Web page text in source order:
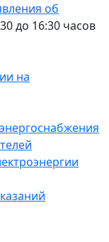
об
до 16:30 часов
на